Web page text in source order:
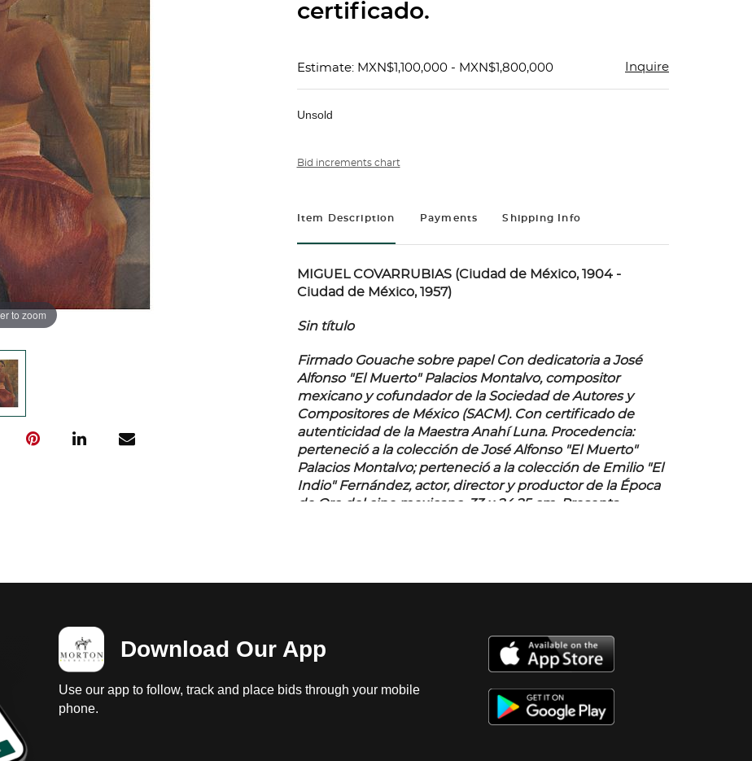
to zoom
certificado.
Estimate: MXN$1,100,000 - MXN$1,800,000 Inquire
Unsold
Bid increments chart
Item Description Payments Shipping Info
MIGUEL COVARRUBIAS (Ciudad de México, 1904 -
Ciudad de México, 1957)
Sin título
Firmado Gouache sobre papel Con dedicatoria a José
Alfonso "El Muerto" Palacios Montalvo, compositor
mexicano y cofundador de la Sociedad de Autores y
Compositores de México (SACM). Con certificado de
autenticidad de la Maestra Anahí Luna. Procedencia:
perteneció a la colección de José Alfonso "El Muerto"
Palacios Montalvo; perteneció a la colección de Emilio "El
Indio" Fernández, actor, director y productor de la Época
de Oro del cine mexicano. 33 x 24.25 cm.
Presenta
Download Our App
Use our app to follow, track and place bids through your mobile
phone.